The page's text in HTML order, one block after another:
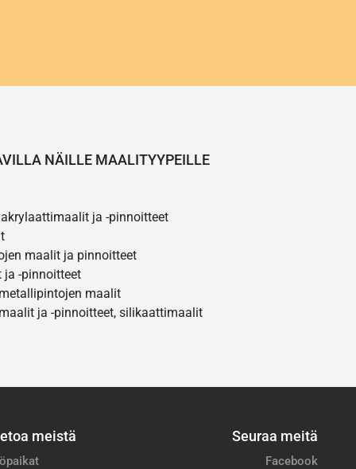
NÄILLE MAALITYYPEILLE
ja -pinnoitteet
maalit ja pinnoitteet
ja -pinnoitteet
maalit
ja -pinnoitteet, silikaattimaalit
meistä Seuraa meitä
Facebook